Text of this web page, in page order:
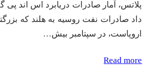
پلاتس، آمار صادرات دریابرد اس اند پی
داد صادرات نفت روسیه به هلند که
اروپاست، در سپتامبر بیش…
Read more